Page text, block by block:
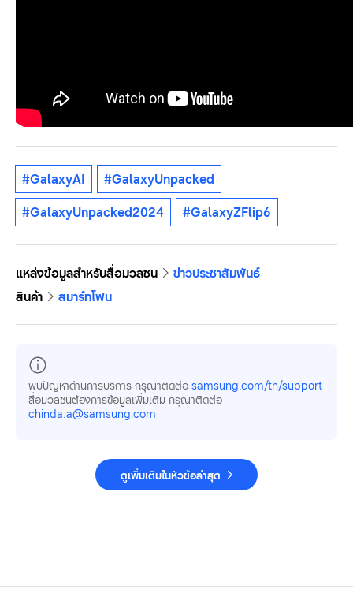
#GalaxyAI
#GalaxyUnpacked
#GalaxyUnpacked2024
#GalaxyZFlip6
แหล่งข้อมูลสำหรับสื่อมวลชน
ข่าวประชาสัมพันธ์
สินค้า
สมาร์ทโฟน
พบปัญหาด้านการบริการ กรุณาติดต่อ samsung.com/th/support
สื่อมวลชนต้องการข้อมูลเพิ่มเติม กรุณาติดต่อ
chinda.a@samsung.com
ดูเพิ่มเติมในหัวข้อล่าสุด